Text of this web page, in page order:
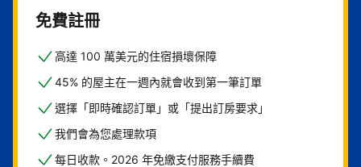
免費註冊
高達 100 萬美元的住宿損壞保障
45% 的屋主在一週內就會收到第一筆訂單
選擇「即時確認訂單」或「提出訂房要求」
我們會為您處理款項
每日收款。2026 年免繳支付服務手續費